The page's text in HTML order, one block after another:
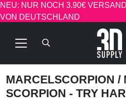
NEU: NUR NOCH 3.90€
VON DEUTSCHLAND
MARCELSCORPION /
SCORPION - TRY